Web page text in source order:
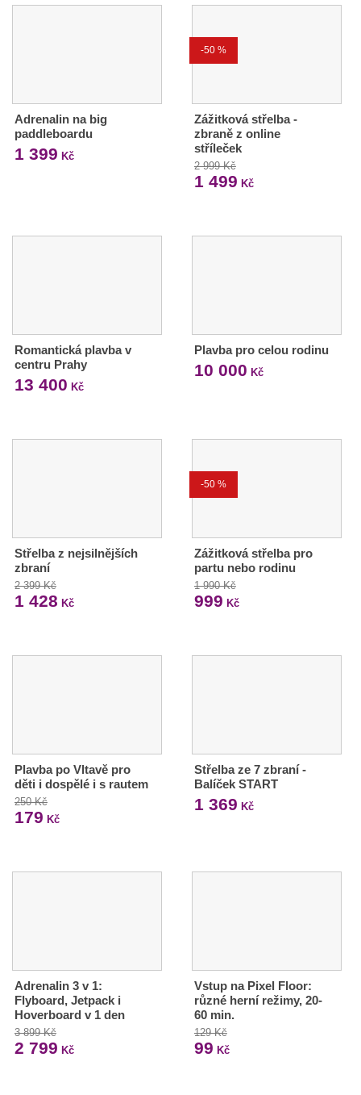
Adrenalin na big
paddleboardu
1 399 Kč
-50 %
Zážitková střelba -
zbraně z online
stříleček
2 999 Kč
1 499 Kč
Romantická plavba v
centru Prahy
13 400 Kč
Plavba pro celou rodinu
10 000 Kč
Střelba z nejsilnějších
zbraní
2 399 Kč
1 428 Kč
-50 %
Zážitková střelba pro
partu nebo rodinu
1 990 Kč
999 Kč
Plavba po Vltavě pro
děti i dospělé i s rautem
250 Kč
179 Kč
Střelba ze 7 zbraní -
Balíček START
1 369 Kč
Adrenalin 3 v 1:
Flyboard, Jetpack i
Hoverboard v 1 den
3 899 Kč
2 799 Kč
Vstup na Pixel Floor:
různé herní režimy, 20-
60 min.
129 Kč
99 Kč